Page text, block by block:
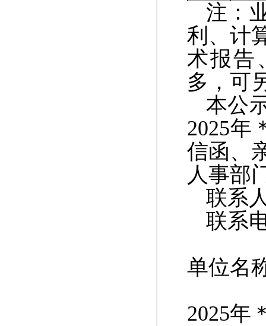
注：
利、计
术报告
多，可
本公
2025年
信函、
人事部
联系
联系
单位名
2025年